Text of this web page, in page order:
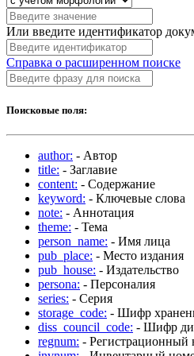
Или введите идентификатор
Справка о расширенном поиске
Поисковые поля:
author: - Автор
title: - Заглавие
content: - Содержание
keyword: - Ключевые слова
note: - Аннотация
theme: - Тема
person_name: - Имя лица
pub_place: - Место издания
pub_house: - Издательство
persona: - Персоналия
series: - Серия
storage_code: - Шифр
diss_council_code: - Шифр
regnum: - Регистрационный